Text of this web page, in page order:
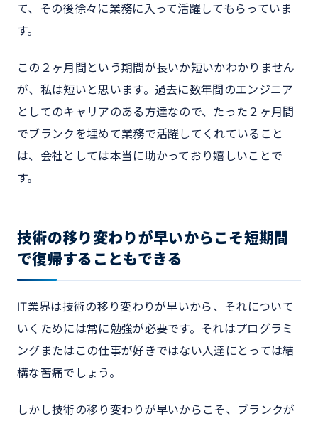
て、その後徐々に業務に入って活躍してもらっていま
す。
この２ヶ月間という期間が長いか短いかわかりません
が、私は短いと思います。過去に数年間のエンジニア
としてのキャリアのある方達なので、たった２ヶ月間
でブランクを埋めて業務で活躍してくれていること
は、会社としては本当に助かっており嬉しいことで
す。
技術の移り変わりが早いからこそ短期間
で復帰することもできる
IT業界は技術の移り変わりが早いから、それについて
いくためには常に勉強が必要です。それはプログラミ
ングまたはこの仕事が好きではない人達にとっては結
構な苦痛でしょう。
しかし技術の移り変わりが早いからこそ、ブランクが